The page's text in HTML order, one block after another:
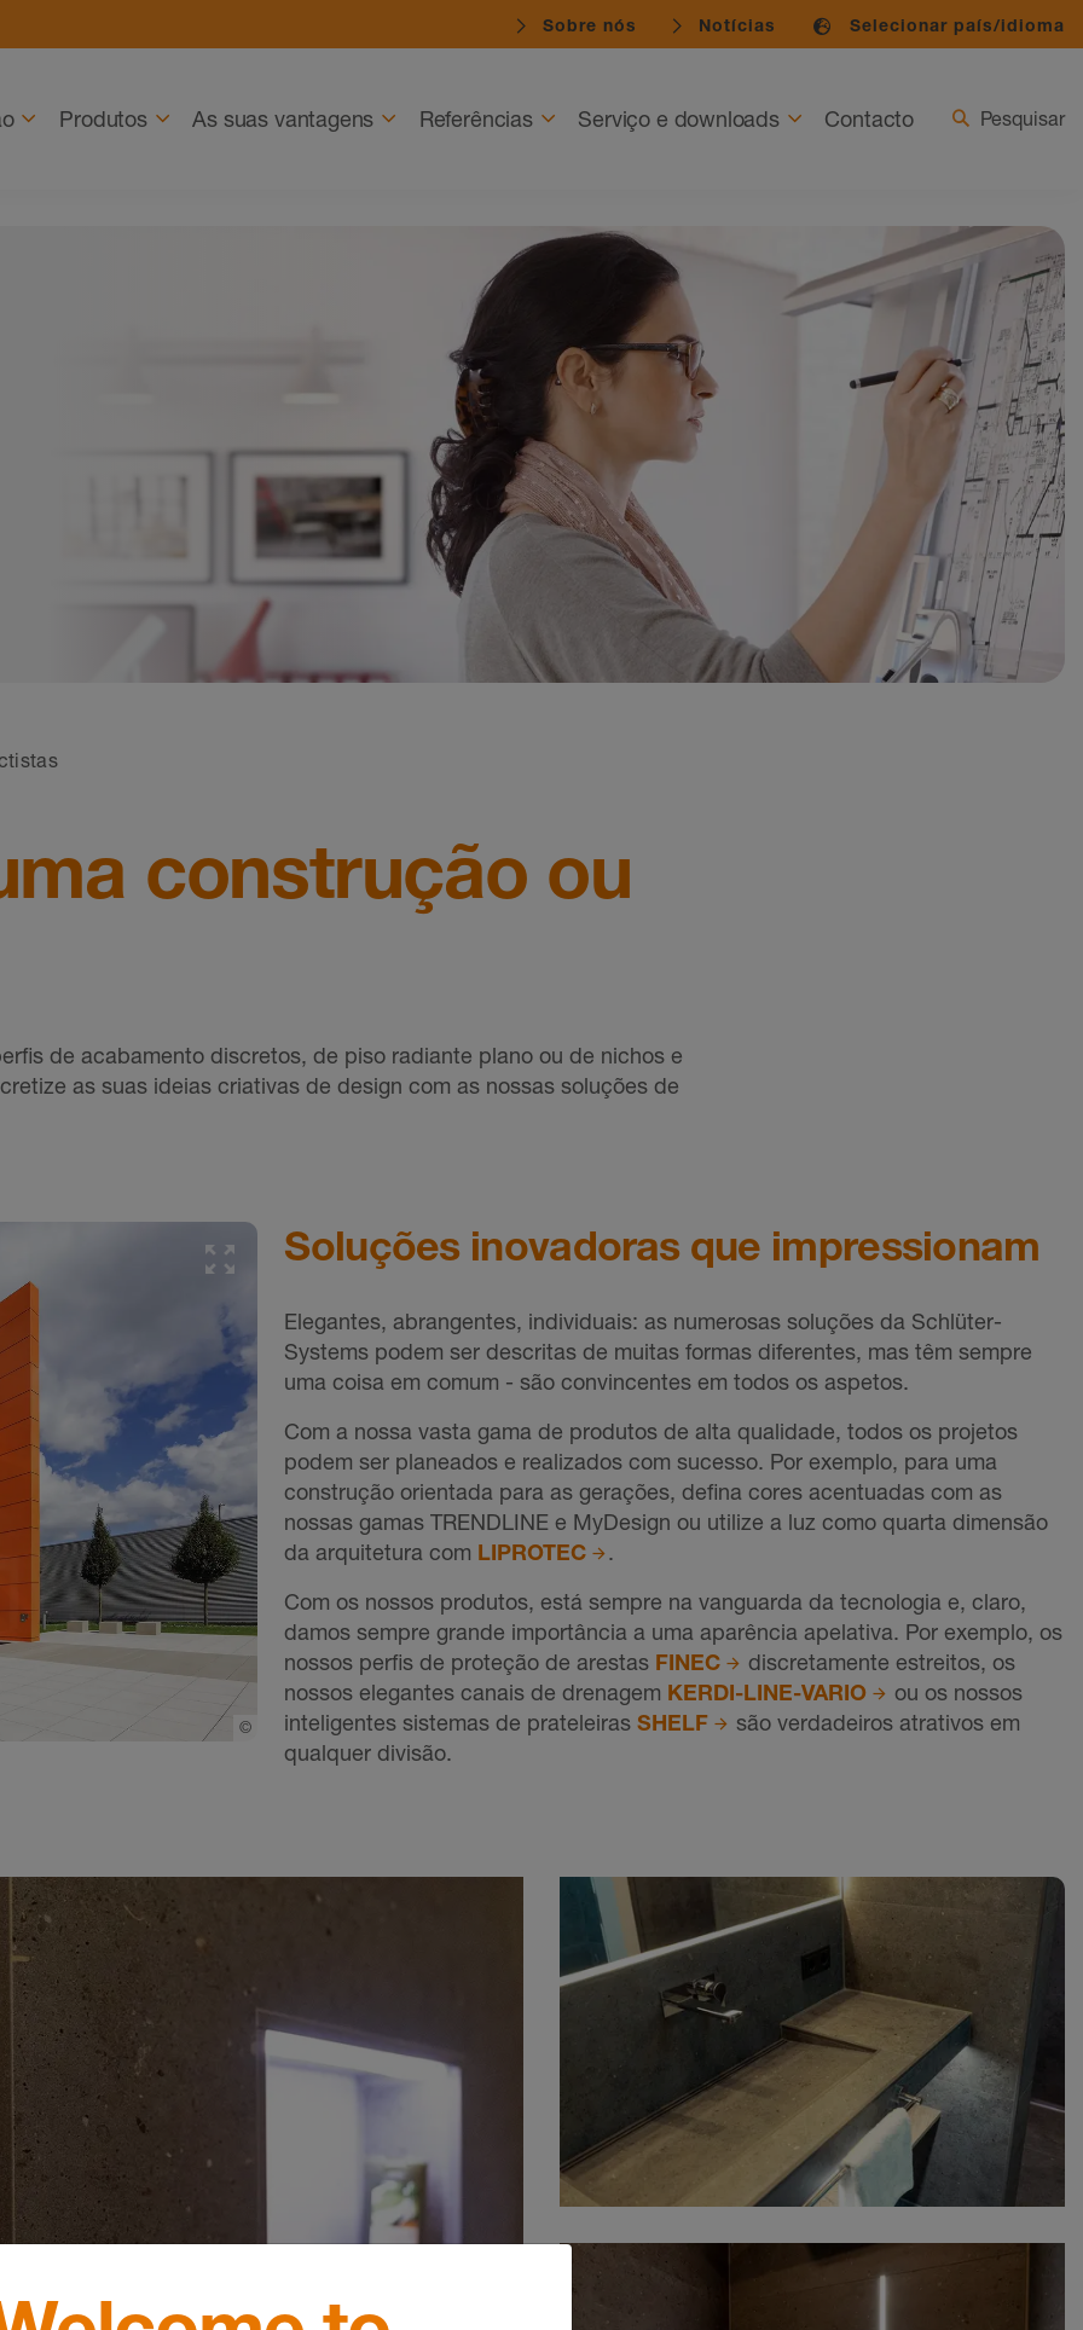
Sobre nós Notícias Selecionar país/idioma
Produtos As suas vantagens Referências Serviço e downloads Contacto Pesquisar
construção ou
de acabamento discretos, de piso radiante plano ou de nichos e
as suas ideias criativas de design com as nossas soluções de
© Schlueter-Systems
Soluções inovadoras que impressionam
Elegantes, abrangentes, individuais: as numerosas soluções da Schlüter-
Systems podem ser descritas de muitas formas diferentes, mas têm sempre
uma coisa em comum - são convincentes em todos os aspetos.
Com a nossa vasta gama de produtos de alta qualidade, todos os projetos
podem ser planeados e realizados com sucesso. Por exemplo, para uma
construção orientada para as gerações, defina cores acentuadas com as
nossas gamas TRENDLINE e MyDesign ou utilize a luz como quarta dimensão
da arquitetura com LIPROTEC
.
Com os nossos produtos, está sempre na vanguarda da tecnologia e, claro,
damos sempre grande importância a uma aparência apelativa. Por exemplo, os
nossos perfis de proteção de arestas FINEC
discretamente estreitos, os
nossos elegantes canais de drenagem KERDI-LINE-VARIO
ou os nossos
inteligentes sistemas de prateleirasSHELF
são verdadeiros atrativos em
qualquer divisão.